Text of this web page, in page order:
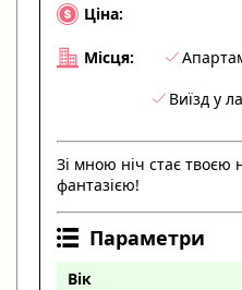
Ціна:
Місця:
Виїзд у
Зі мною ніч стає твоєю
фантазією!
Параметри
Вік